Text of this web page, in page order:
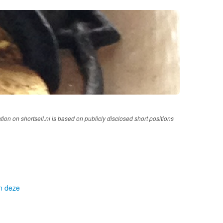
on shortsell.nl is based on publicly disclosed short positions
deze